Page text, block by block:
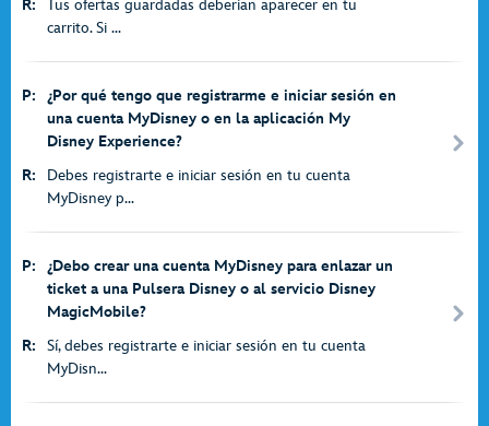
R:
Tus ofertas guardadas deberían aparecer en tu
carrito. Si ...
P:
¿Por qué tengo que registrarme e iniciar sesión en
una cuenta MyDisney o en la aplicación My
Disney Experience?
R:
Debes registrarte e iniciar sesión en tu cuenta
MyDisney p...
P:
¿Debo crear una cuenta MyDisney para enlazar un
ticket a una Pulsera Disney o al servicio Disney
MagicMobile?
R:
Sí, debes registrarte e iniciar sesión en tu cuenta
MyDisn...